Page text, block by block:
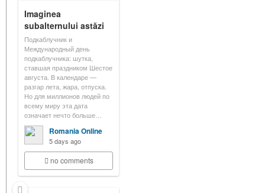
Imaginea
subalternului astăzi
Подкаблучник и
Международный день
подкаблучника: шутка,
ставшая праздником Шестое
августа. В календаре —
разгар лета, жара, отпуска.
Но для миллионов людей по
всему миру эта дата
означает нечто больше…
Romania Online
5 days ago
no comments